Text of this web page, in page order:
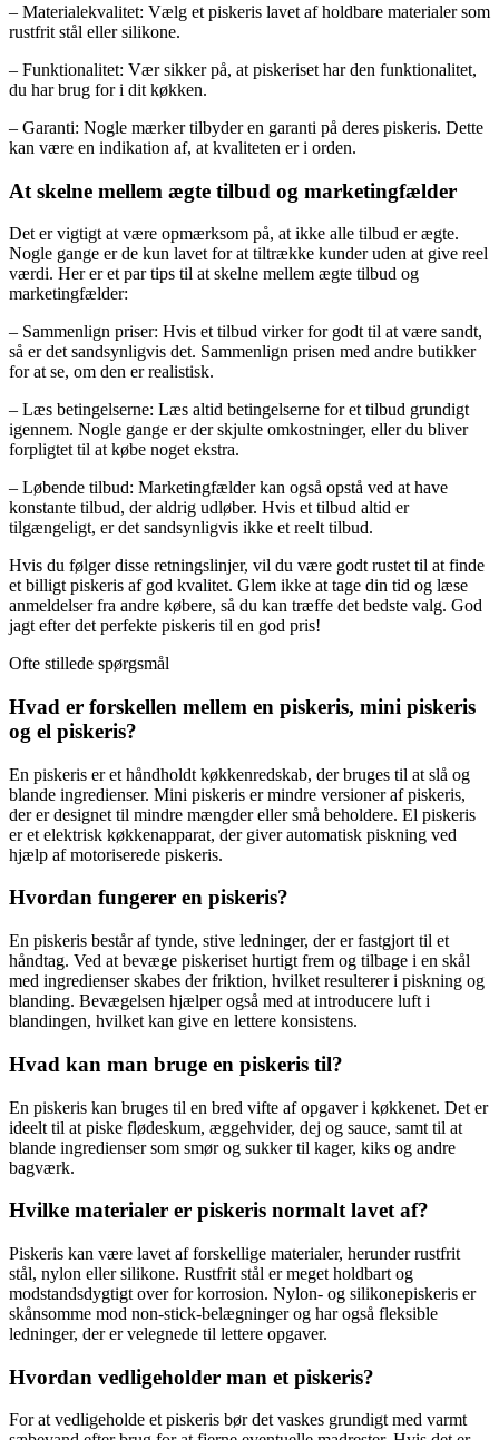
– Materialekvalitet: Vælg et piskeris lavet af holdbare materialer som
rustfrit stål eller silikone.
– Funktionalitet: Vær sikker på, at piskeriset har den funktionalitet,
du har brug for i dit køkken.
– Garanti: Nogle mærker tilbyder en garanti på deres piskeris. Dette
kan være en indikation af, at kvaliteten er i orden.
At skelne mellem ægte tilbud og marketingfælder
Det er vigtigt at være opmærksom på, at ikke alle tilbud er ægte.
Nogle gange er de kun lavet for at tiltrække kunder uden at give reel
værdi. Her er et par tips til at skelne mellem ægte tilbud og
marketingfælder:
– Sammenlign priser: Hvis et tilbud virker for godt til at være sandt,
så er det sandsynligvis det. Sammenlign prisen med andre butikker
for at se, om den er realistisk.
– Læs betingelserne: Læs altid betingelserne for et tilbud grundigt
igennem. Nogle gange er der skjulte omkostninger, eller du bliver
forpligtet til at købe noget ekstra.
– Løbende tilbud: Marketingfælder kan også opstå ved at have
konstante tilbud, der aldrig udløber. Hvis et tilbud altid er
tilgængeligt, er det sandsynligvis ikke et reelt tilbud.
Hvis du følger disse retningslinjer, vil du være godt rustet til at finde
et billigt piskeris af god kvalitet. Glem ikke at tage din tid og læse
anmeldelser fra andre købere, så du kan træffe det bedste valg. God
jagt efter det perfekte piskeris til en god pris!
Ofte stillede spørgsmål
Hvad er forskellen mellem en piskeris, mini piskeris
og el piskeris?
En piskeris er et håndholdt køkkenredskab, der bruges til at slå og
blande ingredienser. Mini piskeris er mindre versioner af piskeris,
der er designet til mindre mængder eller små beholdere. El piskeris
er et elektrisk køkkenapparat, der giver automatisk piskning ved
hjælp af motoriserede piskeris.
Hvordan fungerer en piskeris?
En piskeris består af tynde, stive ledninger, der er fastgjort til et
håndtag. Ved at bevæge piskeriset hurtigt frem og tilbage i en skål
med ingredienser skabes der friktion, hvilket resulterer i piskning og
blanding. Bevægelsen hjælper også med at introducere luft i
blandingen, hvilket kan give en lettere konsistens.
Hvad kan man bruge en piskeris til?
En piskeris kan bruges til en bred vifte af opgaver i køkkenet. Det er
ideelt til at piske flødeskum, æggehvider, dej og sauce, samt til at
blande ingredienser som smør og sukker til kager, kiks og andre
bagværk.
Hvilke materialer er piskeris normalt lavet af?
Piskeris kan være lavet af forskellige materialer, herunder rustfrit
stål, nylon eller silikone. Rustfrit stål er meget holdbart og
modstandsdygtigt over for korrosion. Nylon- og silikonepiskeris er
skånsomme mod non-stick-belægninger og har også fleksible
ledninger, der er velegnede til lettere opgaver.
Hvordan vedligeholder man et piskeris?
For at vedligeholde et piskeris bør det vaskes grundigt med varmt